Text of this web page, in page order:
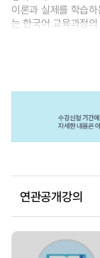
이론과 실제를 학습
는 한국어 교육과정
한국어 듣기, 읽기,
연관공개강의